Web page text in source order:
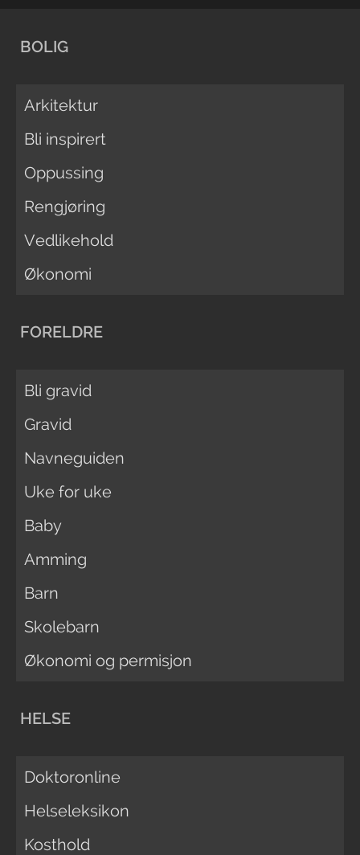
BOLIG
Arkitektur
Bli inspirert
Oppussing
Rengjøring
Vedlikehold
Økonomi
FORELDRE
Bli gravid
Gravid
Navneguiden
Uke for uke
Baby
Amming
Barn
Skolebarn
Økonomi og permisjon
HELSE
Doktoronline
Helseleksikon
Kosthold